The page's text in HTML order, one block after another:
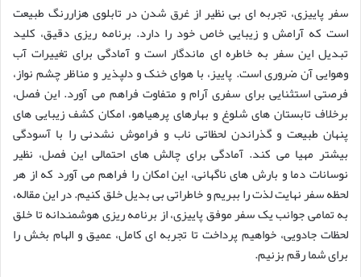
سفر پاییزی، تجربه ای بی نظیر از غرق شدن در تابلوی هزاررنگ طبیعت
است که آرامش و زیبایی خاص خود را دارد. برنامه ریزی دقیق، کلید
تبدیل این سفر به خاطره ای ماندگار است و آمادگی برای تغییرات آب
وهوایی آن ضروری است. پاییز، با هوای خنک و دلپذیر و مناظر چشم نواز،
فرصتی استثنایی برای سفری آرام و متفاوت فراهم می آورد. این فصل،
برخلاف تابستان های شلوغ و بهارهای پرهیاهو، امکان کشف زیبایی های
پنهان طبیعت و گذراندن لحظاتی ناب و فراموش نشدنی را با آسودگی
بیشتر مهیا می کند. آمادگی برای چالش های احتمالی این فصل، نظیر
نوسانات دما و بارش های ناگهانی، این امکان را فراهم می آورد که از هر
لحظه سفر نهایت لذت را ببریم و خاطراتی بی بدیل خلق کنیم. در این مقاله،
به تمامی جوانب یک سفر موفق پاییزی، از برنامه ریزی هوشمندانه تا خلق
لحظات جادویی، خواهیم پرداخت تا تجربه ای کامل، عمیق و الهام بخش را
برای شما رقم بزنیم.